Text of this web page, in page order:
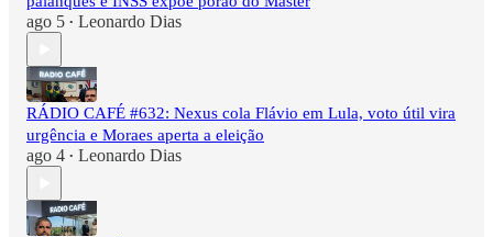
ago 5 • Leonardo Dias
RÁDIO CAFÉ #632: Nexus cola Flávio em Lula, voto útil vira
urgência e Moraes aperta a eleição
ago 4 • Leonardo Dias